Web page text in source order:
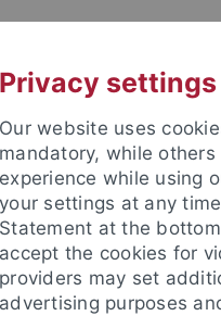
RESEARCH
News and publications
Privacy settings
Our website uses
mandatory, while
experience while using
your settings at any
Statement at the
accept the cookies for
providers may set
advertising purposes